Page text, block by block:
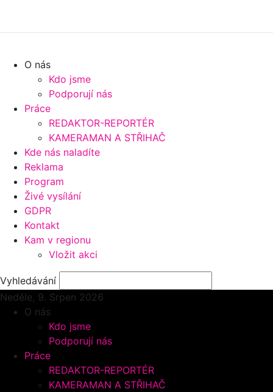
O nás
Kdo jsme
Podporují nás
Práce
REDAKTOR-REPORTÉR
KAMERAMAN A STŘIHAČ
Kde nás naladíte
Reklama
Program
Živé vysílání
GDPR
Kontakt
Kam v regionu
Vložit akci
Vyhledávání
Neděle, 9. Srpen 2026
O nás
Kdo jsme
Podporují nás
Práce
REDAKTOR-REPORTÉR
KAMERAMAN A STŘIHAČ